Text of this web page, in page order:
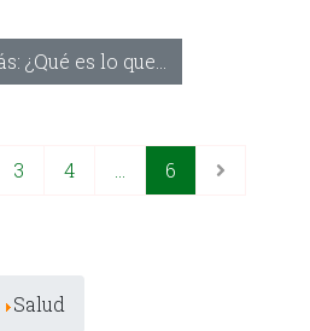
¿Qué es lo que...
3 4 6
Salud